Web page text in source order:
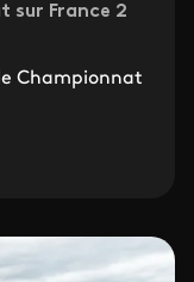
sur France 2
Championnat